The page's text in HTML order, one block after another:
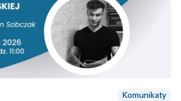
Komunikaty